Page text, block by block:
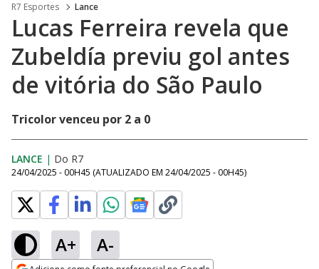
R7 Esportes Lance
Lucas Ferreira revela que
Zubeldía previu gol antes
de vitória do São Paulo
Tricolor venceu por 2 a 0
LANCE | Do R7
24/04/2025 - 00H45 (ATUALIZADO EM 24/04/2025 - 00H45)
A+ A-